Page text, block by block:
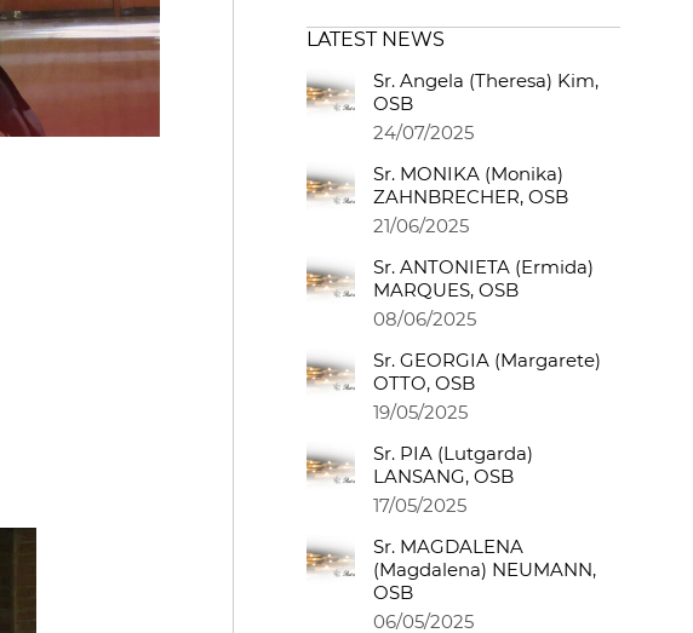
LATEST NEWS
Sr. Angela (Theresa) Kim,
OSB
24/07/2025
Sr. MONIKA (Monika)
ZAHNBRECHER, OSB
21/06/2025
Sr. ANTONIETA (Ermida)
MARQUES, OSB
08/06/2025
Sr. GEORGIA (Margarete)
OTTO, OSB
19/05/2025
Sr. PIA (Lutgarda)
LANSANG, OSB
17/05/2025
Sr. MAGDALENA
(Magdalena) NEUMANN,
OSB
06/05/2025